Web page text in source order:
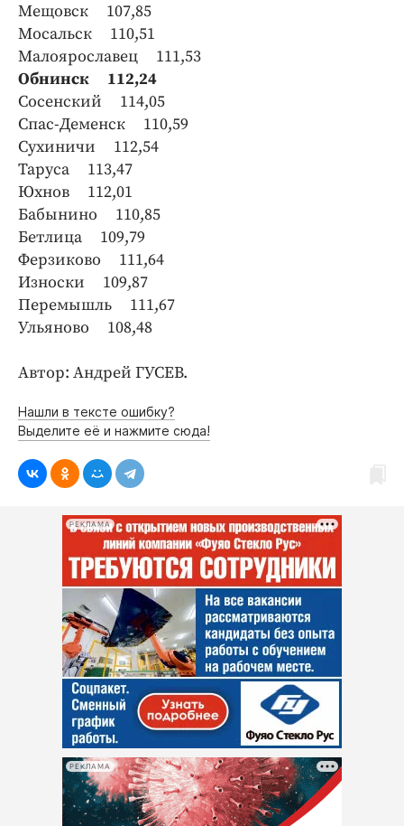
Мещовск 107,85
Мосальск 110,51
Малоярославец 111,53
Обнинск 112,24
Сосенский 114,05
Спас-Деменск 110,59
Сухиничи 112,54
Таруса 113,47
Юхнов 112,01
Бабынино 110,85
Бетлица 109,79
Ферзиково 111,64
Износки 109,87
Перемышль 111,67
Ульяново 108,48
Автор: Андрей ГУСЕВ.
Нашли в тексте ошибку?
Выделите её и нажмите сюда!
РЕКЛАМА
РЕКЛАМА